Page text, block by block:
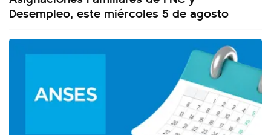
Desempleo, este miércoles 5 de agosto